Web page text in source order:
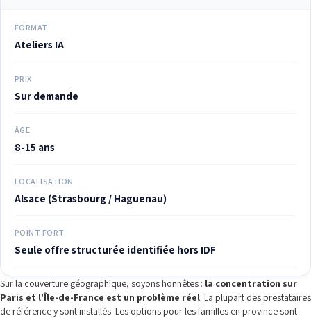
FORMAT
Ateliers IA
PRIX
Sur demande
ÂGE
8-15 ans
LOCALISATION
Alsace (Strasbourg / Haguenau)
POINT FORT
Seule offre structurée identifiée hors IDF
Sur la couverture géographique, soyons honnêtes : la concentration sur
Paris et l'Île-de-France est un problème réel. La plupart des prestataires
de référence y sont installés. Les options pour les familles en province sont